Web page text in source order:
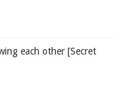
each other [Secret